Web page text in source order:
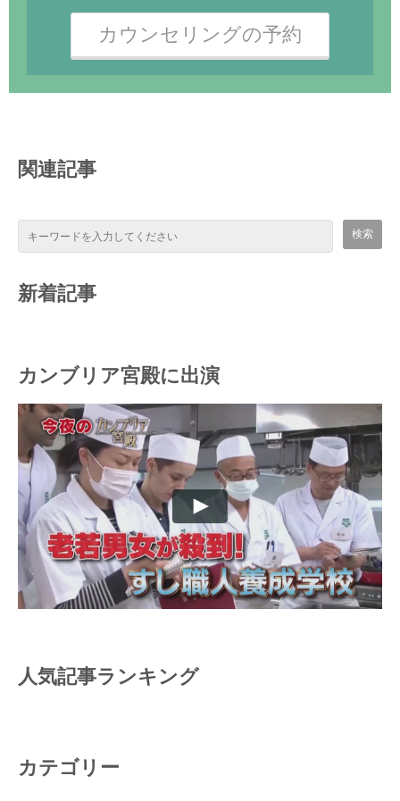
カウンセリングの予約
関連記事
新着記事
カンブリア宮殿に出演
人気記事ランキング
カテゴリー